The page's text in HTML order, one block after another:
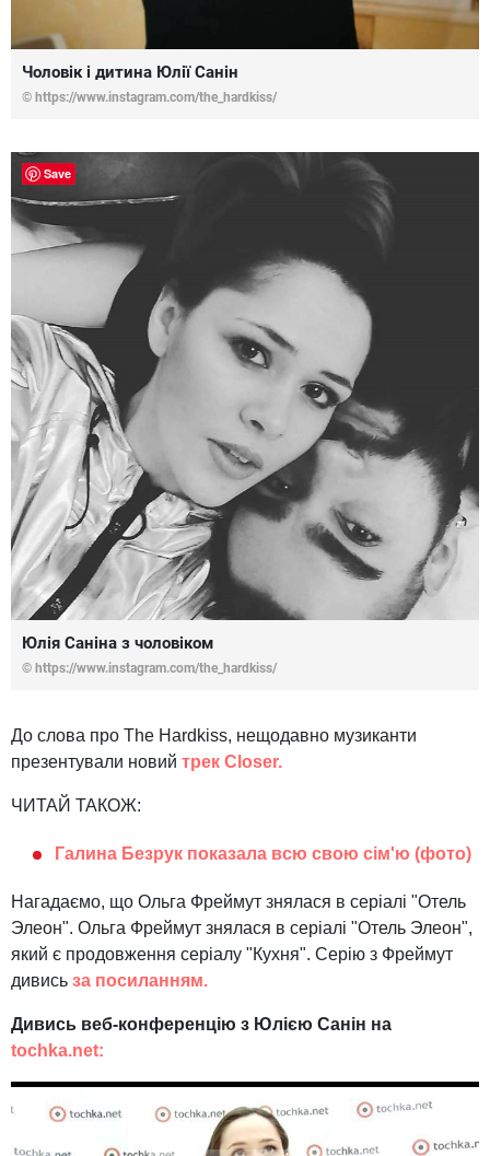
Чоловік і дитина Юлії Санін
© https://www.instagram.com/the_hardkiss/
Юлія Саніна з чоловіком
© https://www.instagram.com/the_hardkiss/
До слова про The Hardkiss, нещодавно музиканти
презентували новий трек Closer.
ЧИТАЙ ТАКОЖ:
Галина Безрук показала всю свою сім'ю (фото)
Нагадаємо, що Ольга Фреймут знялася в серіалі "Отель
Элеон". Ольга Фреймут знялася в серіалі "Отель Элеон",
який є продовження серіалу "Кухня". Серію з Фреймут
дивись за посиланням.
Дивись веб-конференцію з Юлією Санін на
tochka.net:
Save